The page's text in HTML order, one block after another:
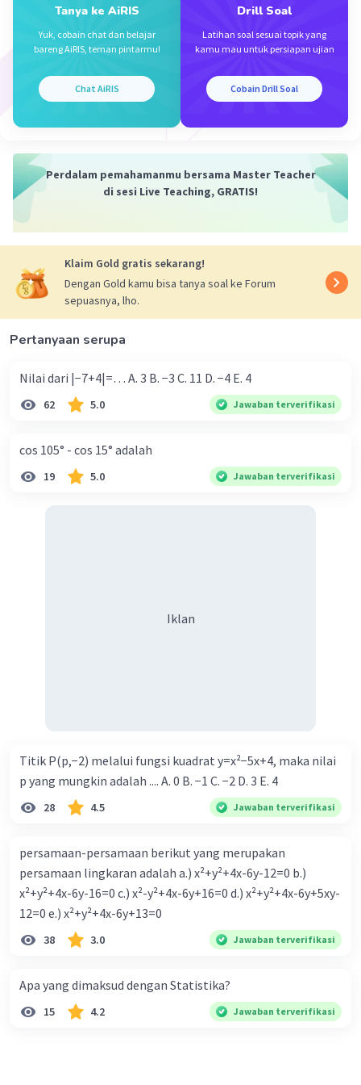
Jadi, tidak ada pilihan jawaban yang tepat.
Beri Rating·0.0(0) Balas
Iklan
Tanya ke AiRIS
Yuk, cobain chat dan belajar
bareng AiRIS, teman pintarmu!
Chat AiRIS
Drill Soal
Latihan soal sesuai topik yang
kamu mau untuk persiapan ujian
Cobain Drill Soal
Perdalam pemahamanmu bersama Master Teacher
di sesi Live Teaching, GRATIS!
Klaim Gold gratis sekarang!
Dengan Gold kamu bisa tanya soal ke Forum
sepuasnya, lho.
Pertanyaan serupa
Nilai dari |−7+4|=… A. 3 B. −3 C. 11 D. −4 E. 4
62 5.0 Jawaban terverifikasi
cos 105° - cos 15° adalah
19 5.0 Jawaban terverifikasi
Iklan
Titik P(p,−2) melalui fungsi kuadrat y=x²−5x+4, maka nilai
p yang mungkin adalah .... A. 0 B. −1 C. −2 D. 3 E. 4
28 4.5 Jawaban terverifikasi
persamaan-persamaan berikut yang merupakan
persamaan lingkaran adalah a.) x²+y²+4x-6y-12=0 b.)
x²+y²+4x-6y-16=0 c.) x²-y²+4x-6y+16=0 d.) x²+y²+4x-6y+5xy-
12=0 e.) x²+y²+4x-6y+13=0
38 3.0 Jawaban terverifikasi
Apa yang dimaksud dengan Statistika?
15 4.2 Jawaban terverifikasi